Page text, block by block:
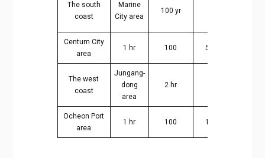
The south
coast
Marine
City area
100 yr
Centum City
area
1 hr 100 5 min
The west
coast
Jungang-
dong
area
2 hr
Ocheon Port
area
1 hr 100 1 min